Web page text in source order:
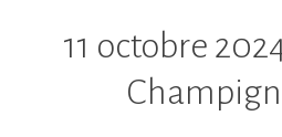
11 octobre